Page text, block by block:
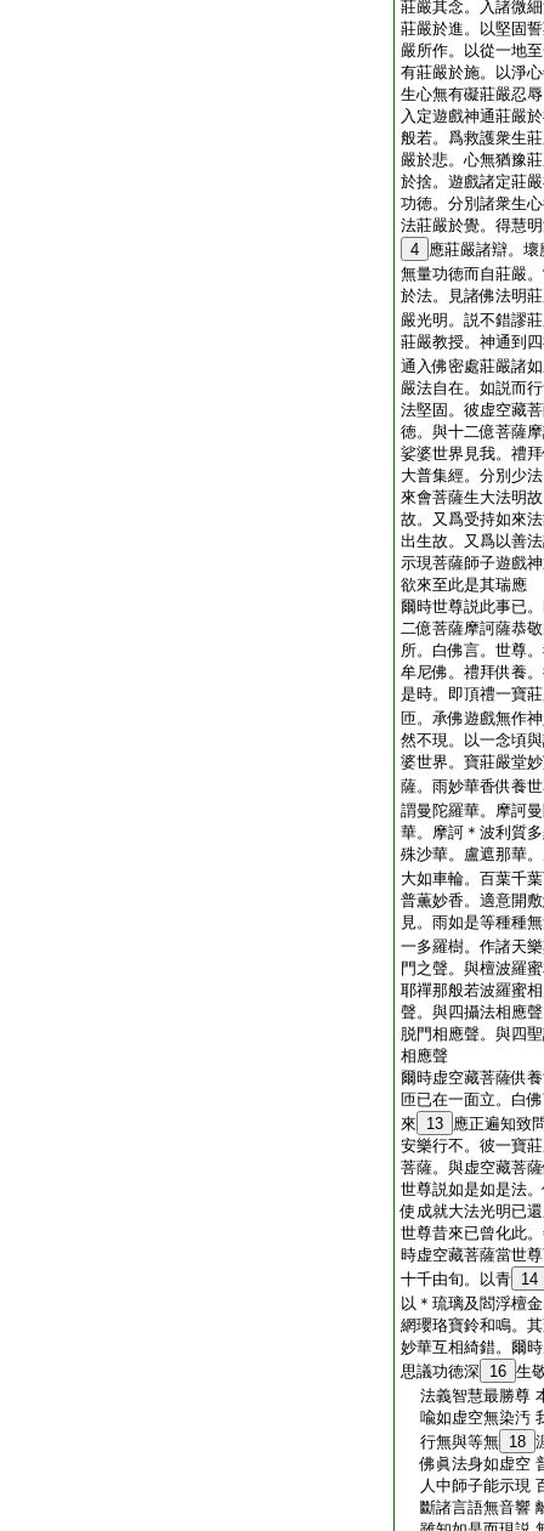
莊嚴其念。入諸微
莊嚴於進。以堅固
嚴所作。以從一地
有莊嚴於施。以淨
生心無有礙莊嚴忍
入定遊戲神通莊嚴
般若。爲救護衆生
嚴於悲。心無猶豫
於捨。遊戲諸定莊
功徳。分別諸衆生
法莊嚴於覺。得慧
4 應莊嚴諸辯。
無量功徳而自莊嚴
於法。見諸佛法明
嚴光明。説不錯謬
莊嚴教授。神通到
通入佛密處莊嚴諸
嚴法自在。如説而
法堅固。彼虚空藏
徳。與十二億菩薩
娑婆世界見我。禮
大普集經。分別少
來會菩薩生大法明
故。又爲受持如來
出生故。又爲以善
示現菩薩師子遊戲
欲來至此是其瑞應
爾時世尊説此事已
二億菩薩摩訶薩恭
所。白佛言。世尊
牟尼佛。禮拜供養
是時。即頂禮一寶
匝。承佛遊戲無作
然不現。以一念頃
婆世界。寶莊嚴堂
薩。雨妙華香供養
謂曼陀羅華。摩訶
華。摩訶＊波利質
殊沙華。盧遮那華
大如車輪。百葉千
普薫妙香。適意開
見。雨如是等種種
一多羅樹。作諸天
門之聲。與檀波羅
耶禪那般若波羅蜜
聲。與四攝法相應
脱門相應聲。與四
相應聲
爾時虚空藏菩薩供
匝已在一面立。白
來
13 應正遍知致
安樂行不。彼一寶
菩薩。與虚空藏菩
世尊説如是如是法
使成就大法光明已
世尊昔來已曾化此
時虚空藏菩薩當世
十千由旬。以青 14
以＊琉璃及閻浮檀
網瓔珞寶鈴和鳴。
妙華互相綺錯。爾
思議功徳深 16 生
法義智慧最勝尊
喩如虚空無染汚
行無與等無 18
佛眞法身如虚空
人中師子能示現
斷諸言語無音響